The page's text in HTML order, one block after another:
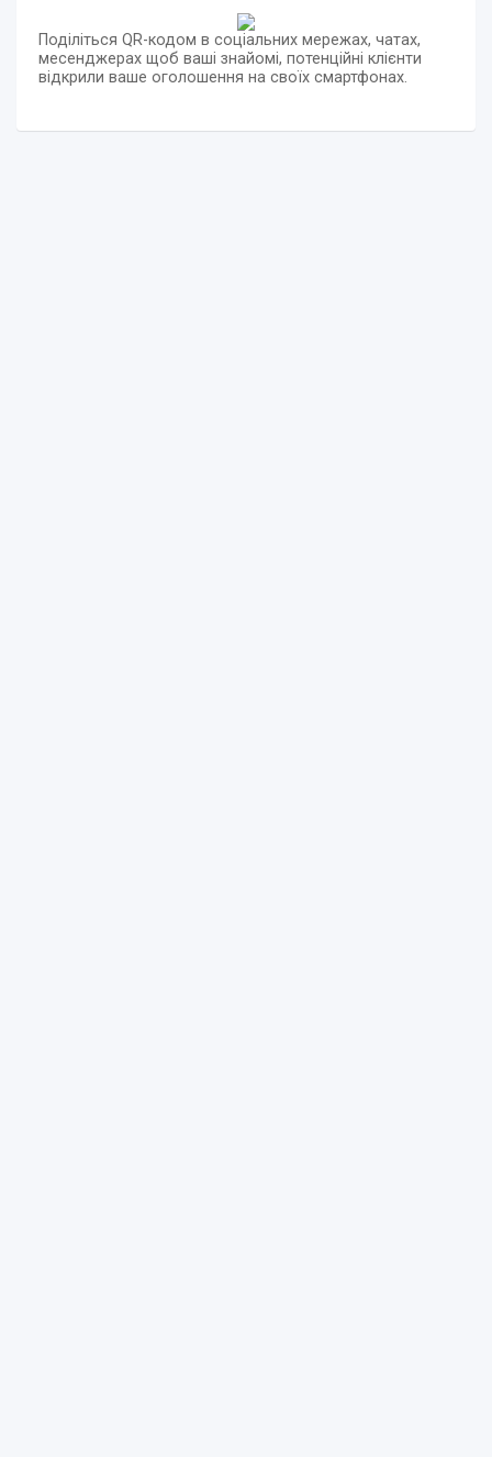
Поділіться QR-кодом в соціальних мережах, чатах,
месенджерах щоб ваші знайомі, потенційні клієнти
відкрили ваше оголошення на своїх смартфонах.